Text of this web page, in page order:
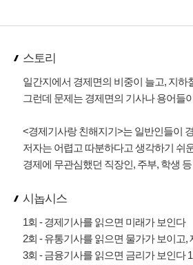
스토리
일간지에서 경제면의 비중이 늘고, 지
그런데 문제는 경제면의 기사나 용어들
<경제기사랑 친해지기>는 일반인들이
저자는 어렵고 따분하다고 생각하기 쉬
경제에 무관심했던 직장인, 주부, 학생
시놉시스
1회 - 경제기사를 읽으면 미래가 보인다
2회 - 유통기사를 읽으면 물가가 보이고
3회 - 금융기사를 읽으면 금리가 보인다 1